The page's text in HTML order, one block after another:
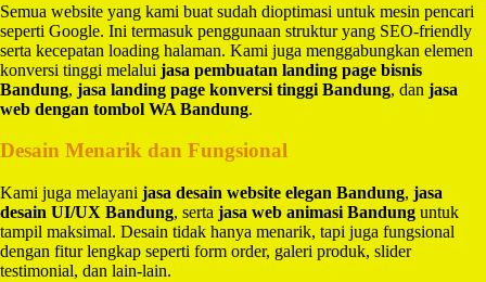
Semua website yang kami buat sudah dioptimasi untuk mesin pencari
seperti Google. Ini termasuk penggunaan struktur yang SEO-friendly
serta kecepatan loading halaman. Kami juga menggabungkan elemen
konversi tinggi melalui jasa pembuatan landing page bisnis
Bandung, jasa landing page konversi tinggi Bandung, dan jasa
web dengan tombol WA Bandung.
Desain Menarik dan Fungsional
Kami juga melayani jasa desain website elegan Bandung, jasa
desain UI/UX Bandung, serta jasa web animasi Bandung untuk
tampil maksimal. Desain tidak hanya menarik, tapi juga fungsional
dengan fitur lengkap seperti form order, galeri produk, slider
testimonial, dan lain-lain.